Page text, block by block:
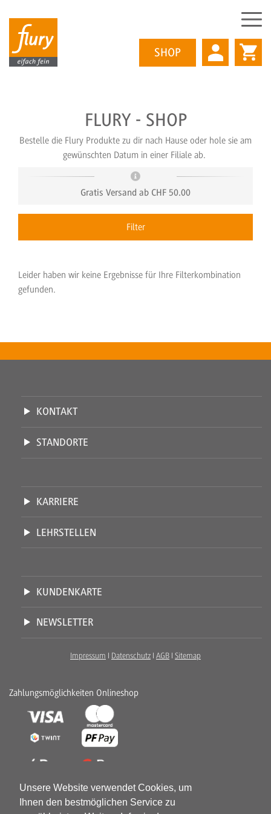
Unsere Website verwendet Cookies, um
Ihnen den bestmöglichen Service zu
zum
Inhalt
SHOP
FLURY - SHOP
Bestelle die Flury Produkte zu dir nach Hause oder hole sie am
gewünschten Datum in einer Filiale ab.
Gratis Versand ab CHF 50.00
Filter
Leider haben wir keine Ergebnisse für Ihre Filterkombination
gefunden.
KONTAKT
STANDORTE
KARRIERE
LEHRSTELLEN
KUNDENKARTE
NEWSLETTER
Impressum I Datenschutz I AGB I Sitemap
Zahlungsmöglichkeiten Onlineshop